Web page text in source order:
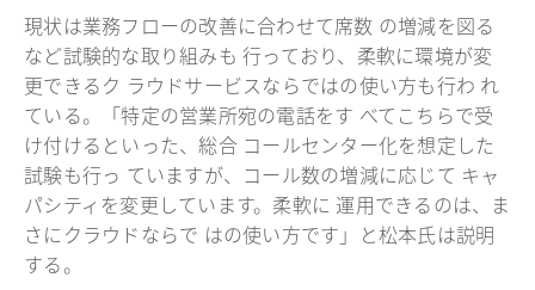
現状は業務フローの改善に合わせて席数 の増減を図る
など試験的な取り組みも 行っており、柔軟に環境が変
更できるク ラウドサービスならではの使い方も行わ れ
ている。「特定の営業所宛の電話をす べてこちらで受
け付けるといった、総合 コールセンター化を想定した
試験も行っ ていますが、コール数の増減に応じて キャ
パシティを変更しています。柔軟に 運用できるのは、ま
さにクラウドならで はの使い方です」と松本氏は説明
する。